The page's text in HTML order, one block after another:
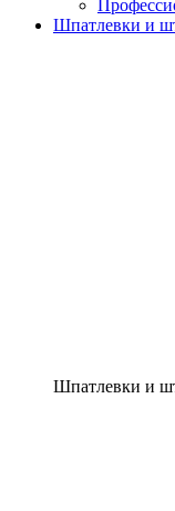
Шпатлевки и
Шпатлевки и